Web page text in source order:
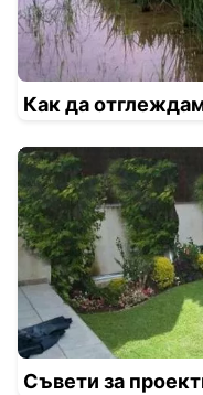
Как да
Съвети за